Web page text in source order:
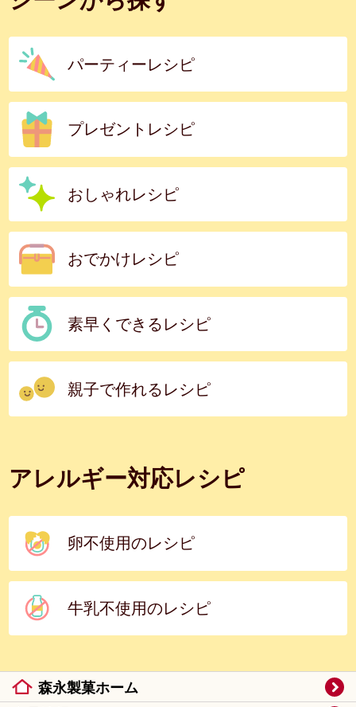
パーティーレシピ
プレゼントレシピ
おしゃれレシピ
おでかけレシピ
素早くできるレシピ
親子で作れるレシピ
アレルギー対応レシピ
卵不使用のレシピ
牛乳不使用のレシピ
森永製菓ホーム